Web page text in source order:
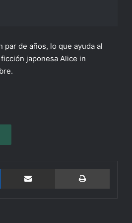
de años, lo que ayuda al
japonesa Alice in
Messenger Compartir por email